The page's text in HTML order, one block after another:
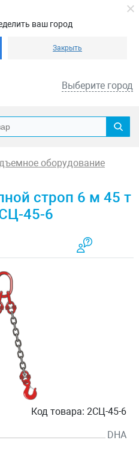
ваш город
Закрыть
Выберите город
оборудование
строп 6 м 45 т
45-6
Код товара: 2СЦ-45-6
DHA